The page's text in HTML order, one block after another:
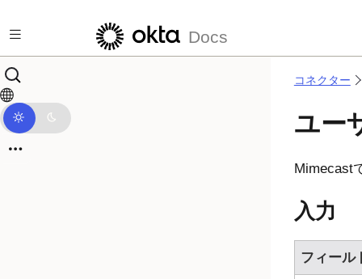
Docs
コネクター
ユー
Mimecast
入力
フィール